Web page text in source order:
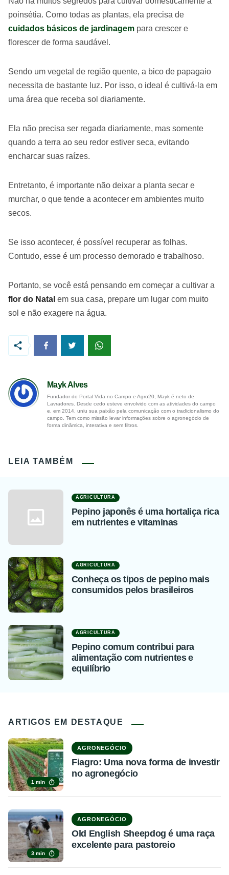
poinsétia. Como todas as plantas, ela precisa de
cuidados básicos de jardinagem para crescer e
florescer de forma saudável.
Sendo um vegetal de região quente, a bico de papagaio
necessita de bastante luz. Por isso, o ideal é cultivá-la em
uma área que receba sol diariamente.
Ela não precisa ser regada diariamente, mas somente
quando a terra ao seu redor estiver seca, evitando
encharcar suas raízes.
Entretanto, é importante não deixar a planta secar e
murchar, o que tende a acontecer em ambientes muito
secos.
Se isso acontecer, é possível recuperar as folhas.
Contudo, esse é um processo demorado e trabalhoso.
Portanto, se você está pensando em começar a cultivar a
flor do Natal em sua casa, prepare um lugar com muito
sol e não exagere na água.
Mayk Alves
Fundador do Portal Vida no Campo e Agro20, Mayk é neto de
Lavradores. Desde cedo esteve envolvido com as atividades do campo
e, em 2014, uniu sua paixão pela comunicação com o tradicionalismo do
campo. Tem como missão levar informações sobre o agronegócio de
forma dinâmica, interativa e sem filtros.
LEIA TAMBÉM
AGRICULTURA
Pepino japonês é uma hortaliça rica
em nutrientes e vitaminas
AGRICULTURA
Conheça os tipos de pepino mais
consumidos pelos brasileiros
AGRICULTURA
Pepino comum contribui para
alimentação com nutrientes e
equilíbrio
ARTIGOS EM DESTAQUE
1 min
AGRONEGÓCIO
Fiagro: Uma nova forma de investir
no agronegócio
3 min
AGRONEGÓCIO
Old English Sheepdog é uma raça
excelente para pastoreio